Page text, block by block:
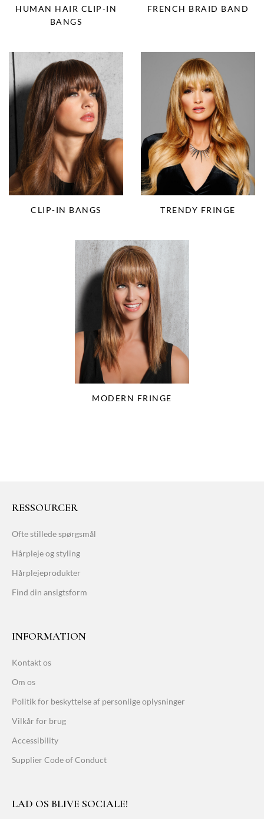
HUMAN HAIR CLIP-IN
BANGS
FRENCH BRAID BAND
CLIP-IN BANGS TRENDY FRINGE
MODERN FRINGE
RESSOURCER
Ofte stillede spørgsmål
Hårpleje og styling
Hårplejeprodukter
Find din ansigtsform
INFORMATION
Kontakt os
Om os
Politik for beskyttelse af personlige oplysninger
Vilkår for brug
Accessibility
Supplier Code of Conduct
LAD OS BLIVE SOCIALE!